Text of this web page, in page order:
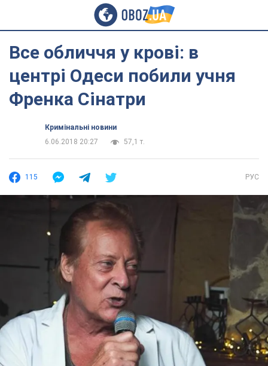
Все обличчя у крові: в
центрі Одеси побили учня
Френка Сінатри
Кримінальні новини
6.06.2018 20:27
57,1 т.
115 РУС